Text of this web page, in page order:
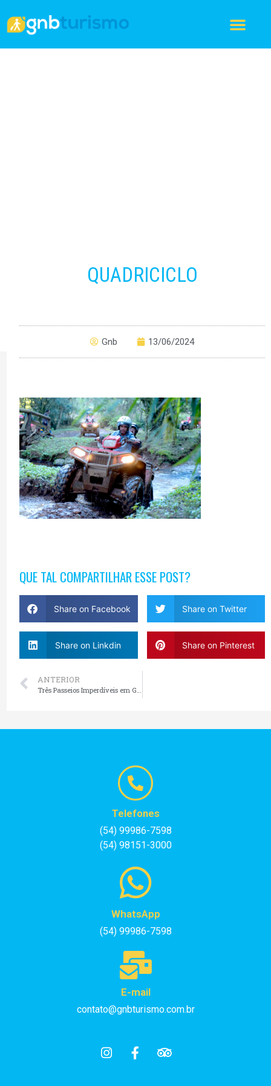
QUADRICICLO
Gnb 13/06/2024
QUE TAL COMPARTILHAR ESSE POST?
Share on Facebook Share on Twitter
Share on Linkdin Share on Pinterest
ANTERIOR
Três Passeios Imperdíveis em Gramado e Canela para Quem Ama Aventura
Telefones
(54) 99986-7598
(54) 98151-3000
WhatsApp
(54) 99986-7598
E-mail
contato@gnbturismo.com.br